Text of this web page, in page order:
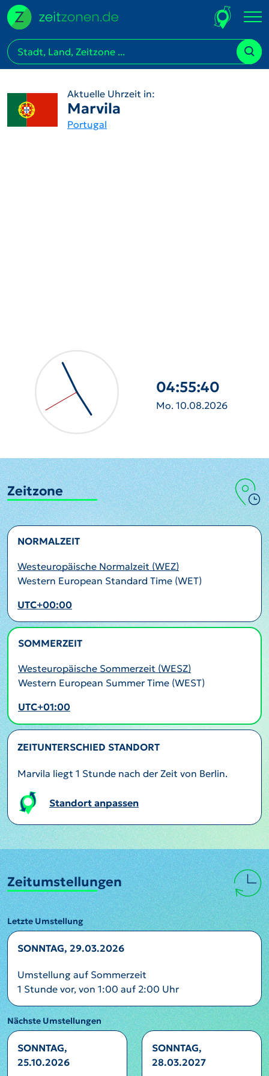
Aktuelle Uhrzeit in:
Marvila
Portugal
04:55:42
Mo. 10.08.2026
Zeitzone
NORMALZEIT
Westeuropäische Normalzeit (WEZ)
Western European Standard Time (WET)
UTC+00:00
SOMMERZEIT
Westeuropäische Sommerzeit (WESZ)
Western European Summer Time (WEST)
UTC+01:00
ZEITUNTERSCHIED STANDORT
Marvila liegt 1 Stunde nach der Zeit von Berlin.
Standort anpassen
Zeitumstellungen
Letzte Umstellung
SONNTAG, 29.03.2026
Umstellung auf Sommerzeit
1 Stunde vor, von 1:00 auf 2:00 Uhr
Nächste Umstellungen
SONNTAG,
25.10.2026
SONNTAG,
28.03.2027